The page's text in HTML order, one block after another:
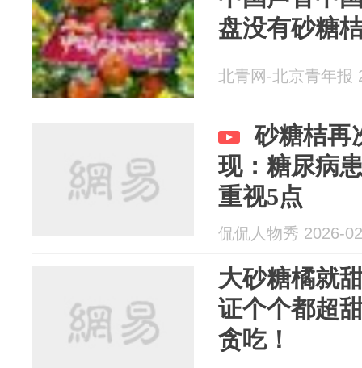
盘没有砂糖
北青网-北京青年报
砂糖桔再
现：糖尿病
重视5点
侃侃人物秀 2026-
大砂糖橘就
证个个都超
贪吃！